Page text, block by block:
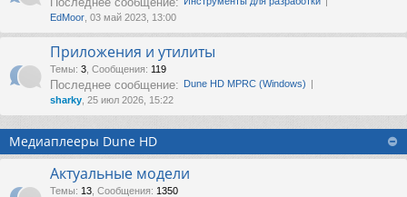
EdMoor , 03 май 2023, 13:00
Приложения и утилиты
Темы: 3 Сообщения: 119
Последнее сообщение: Dune HD MPRC (Windows)
sharky , 25 июл 2026, 15:22
Медиаплееры Dune HD
Актуальные модели
Темы: 13 Сообщения: 1350